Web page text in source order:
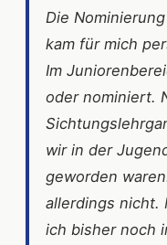
Die
kam für mich
Im
oder nominiert.
wir in der
geworden
allerdings nicht.
ich bisher noch